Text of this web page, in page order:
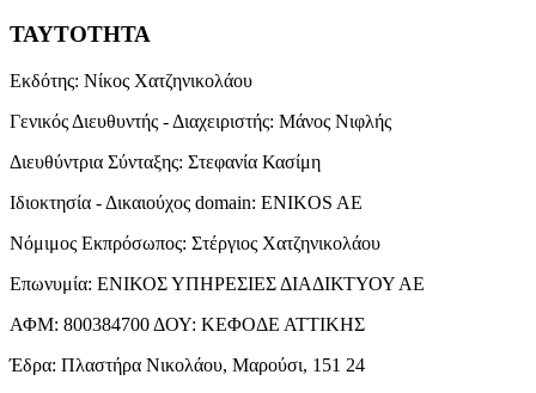
ΤΑΥΤΟΤΗΤΑ
Εκδότης: Νίκος Χατζηνικολάου
Γενικός Διευθυντής - Διαχειριστής: Μάνος Νιφλής
Διευθύντρια Σύνταξης: Στεφανία Κασίμη
Ιδιοκτησία - Δικαιούχος domain: ENIKOS AE
Νόμιμος Εκπρόσωπος: Στέργιος Χατζηνικολάου
Επωνυμία: ΕΝΙΚΟΣ ΥΠΗΡΕΣΙΕΣ ΔΙΑΔΙΚΤΥΟΥ ΑΕ
ΑΦΜ: 800384700 ΔΟΥ: ΚΕΦΟΔΕ ΑΤΤΙΚΗΣ
Έδρα: Πλαστήρα Νικολάου, Μαρούσι, 151 24